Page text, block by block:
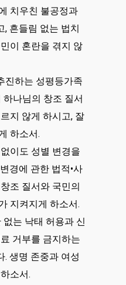
치우친 불공정과
, 흔들림 없는 법치
이 혼란을 겪지 않
진하는 성평등가족
하나님의 창조 질서
지 않게 하시고, 잘
하소서.
이도 성별 변경을
경에 관한 법적•사
조 질서와 국민의
지켜지게 하소서.
없는 낙태 허용과 신
거부를 금지하는
. 생명 존중과 여성
소서.